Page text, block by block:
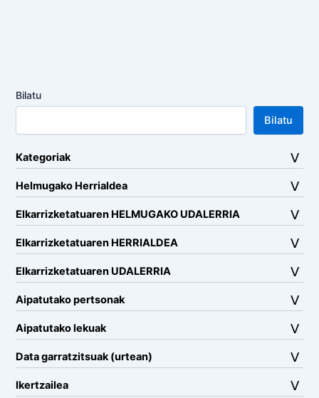
Bilatu
Bilatu
Kategoriak
Helmugako Herrialdea
Elkarrizketatuaren HELMUGAKO UDALERRIA
Elkarrizketatuaren HERRIALDEA
Elkarrizketatuaren UDALERRIA
Aipatutako pertsonak
Aipatutako lekuak
Data garratzitsuak (urtean)
Ikertzailea